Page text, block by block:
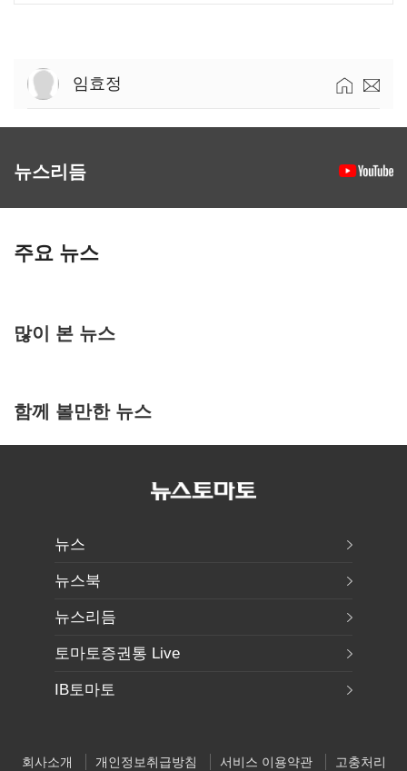
임효정
뉴스리듬
주요 뉴스
많이 본 뉴스
함께 볼만한 뉴스
뉴스
뉴스북
뉴스리듬
토마토증권통 Live
IB토마토
회사소개 개인정보취급방침 서비스 이용약관 고충처리